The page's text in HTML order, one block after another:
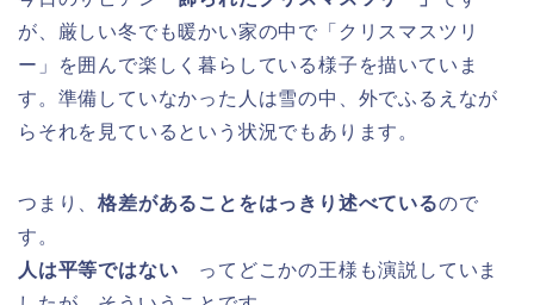
が、厳しい冬でも暖かい家の中で「クリスマスツリ
ー」を囲んで楽しく暮らしている様子を描いていま
す。準備していなかった人は雪の中、外でふるえなが
らそれを見ているという状況でもあります。
つまり、格差があることをはっきり述べているので
す。
人は平等ではない ってどこかの王様も演説していま